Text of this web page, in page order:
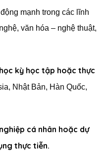
mạnh trong các lĩnh
văn hóa – nghệ thuật,
kỳ học tập hoặc thực
Nhật Bản, Hàn Quốc,
cá nhân hoặc dự
thực tiễn.